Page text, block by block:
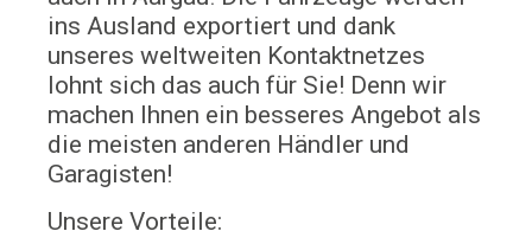
ins Ausland exportiert und dank
unseres weltweiten Kontaktnetzes
lohnt sich das auch für Sie! Denn wir
machen Ihnen ein besseres Angebot als
die meisten anderen Händler und
Garagisten!
Unsere Vorteile: